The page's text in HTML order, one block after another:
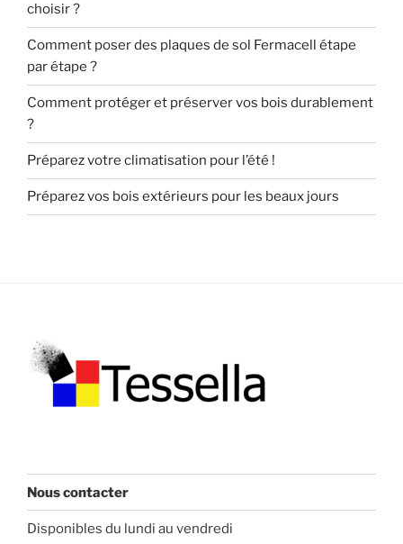
choisir ?
Comment poser des plaques de sol Fermacell étape
par étape ?
Comment protéger et préserver vos bois durablement
?
Préparez votre climatisation pour l’été !
Préparez vos bois extérieurs pour les beaux jours
Nous contacter
Disponibles du lundi au vendredi